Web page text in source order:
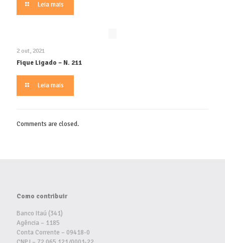
Leia mais
2 out, 2021
Fique Ligado – N. 211
Leia mais
Comments are closed.
Como contribuir
Banco Itaú (341)
Agência – 1185
Conta Corrente – 09418-0